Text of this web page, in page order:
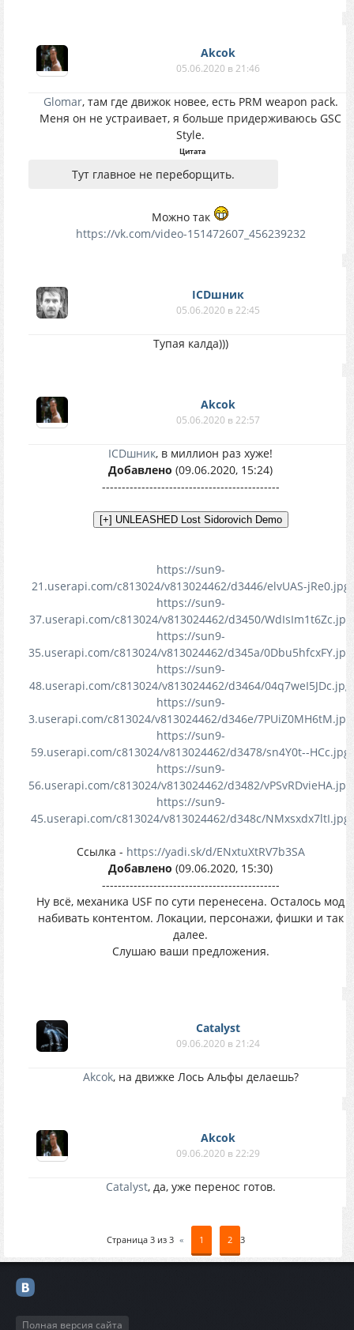
Akcok
05.06.2020 в 21:46
Glomar, там где движок новее, есть PRM weapon pack.
Меня он не устраивает, я больше придерживаюсь GSC
Style.
Цитата
Тут главное не переборщить.
Можно так
https://vk.com/video-151472607_456239232
ICDшник
05.06.2020 в 22:45
Тупая калда)))
Akcok
05.06.2020 в 22:57
ICDшник, в миллион раз хуже!
Добавлено (09.06.2020, 15:24)
---------------------------------------------
https://sun9-
21.userapi.com/c813024/v813024462/d3446/elvUAS-jRe0.jpg
https://sun9-
37.userapi.com/c813024/v813024462/d3450/WdIsIm1t6Zc.jpg
https://sun9-
35.userapi.com/c813024/v813024462/d345a/0Dbu5hfcxFY.jpg
https://sun9-
48.userapi.com/c813024/v813024462/d3464/04q7weI5JDc.jpg
https://sun9-
3.userapi.com/c813024/v813024462/d346e/7PUiZ0MH6tM.jpg
https://sun9-
59.userapi.com/c813024/v813024462/d3478/sn4Y0t--HCc.jpg
https://sun9-
56.userapi.com/c813024/v813024462/d3482/vPSvRDvieHA.jpg
https://sun9-
45.userapi.com/c813024/v813024462/d348c/NMxsxdx7ltI.jpg
Ссылка - https://yadi.sk/d/ENxtuXtRV7b3SA
Добавлено (09.06.2020, 15:30)
---------------------------------------------
Ну всё, механика USF по сути перенесена. Осталось мод
набивать контентом. Локации, персонажи, фишки и так
далее.
Слушаю ваши предложения.
Catalyst
09.06.2020 в 21:24
Akcok, на движке Лось Альфы делаешь?
Akcok
09.06.2020 в 22:29
Catalyst, да, уже перенос готов.
Страница 3 из 3 « 1 2 3
Полная версия сайта